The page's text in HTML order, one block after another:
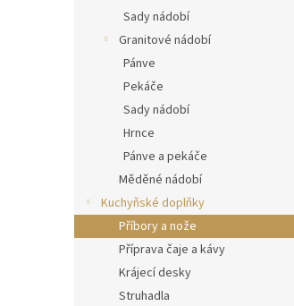
Sady nádobí
Granitové nádobí
Pánve
Pekáče
Sady nádobí
Hrnce
Pánve a pekáče
Měděné nádobí
Kuchyňské doplňky
Příbory a nože
Příprava čaje a kávy
Krájecí desky
Struhadla